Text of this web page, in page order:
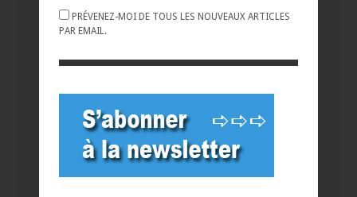
PRÉVENEZ-MOI DE TOUS LES NOUVEAUX ARTICLES
PAR EMAIL.